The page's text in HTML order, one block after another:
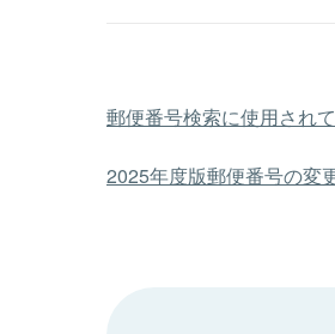
郵便番号検索に使用され
2025年度版郵便番号の変